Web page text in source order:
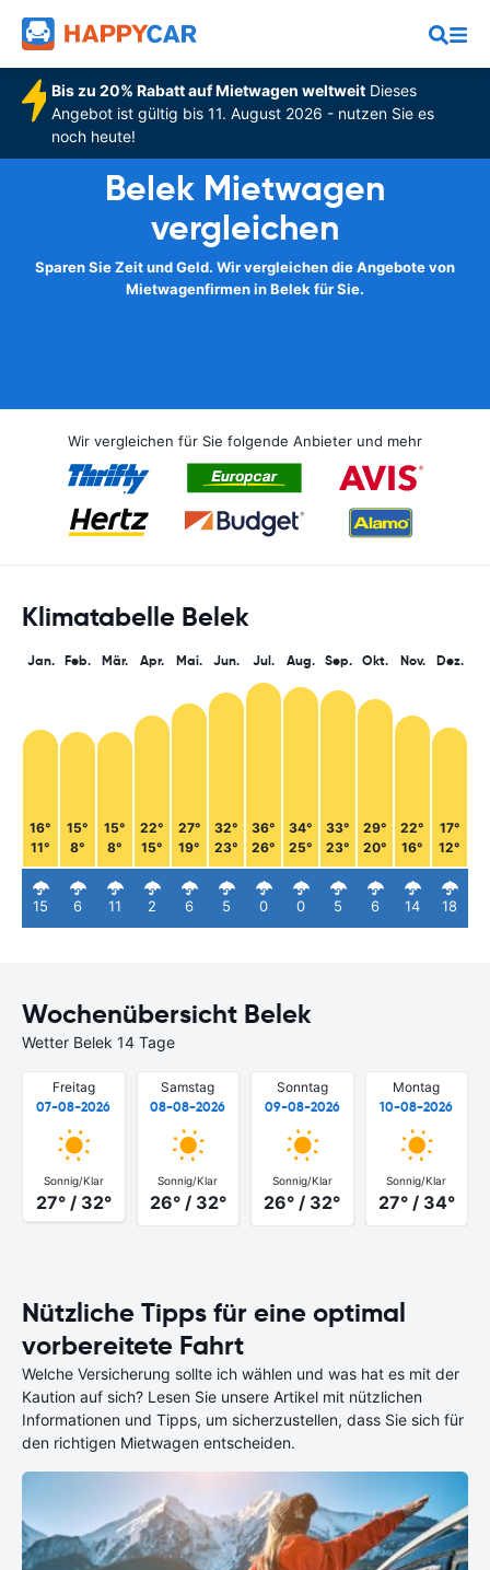
Bis zu 20% Rabatt auf Mietwagen weltweitDieses
Angebot ist gültig bis 11. August 2026 - nutzen Sie es
noch heute!
Belek Mietwagen
vergleichen
Sparen Sie Zeit und Geld. Wir vergleichen die Angebote von
Mietwagenfirmen in Belek für Sie.
Wir vergleichen für Sie folgende Anbieter und mehr
Klimatabelle Belek
Jan.
16°
11°
15
Feb.
15°
8°
6
Mär.
15°
8°
11
Apr.
22°
15°
2
Mai.
27°
19°
6
Jun.
32°
23°
5
Jul.
36°
26°
0
Aug.
34°
25°
0
Sep.
33°
23°
5
Okt.
29°
20°
6
Nov.
22°
16°
14
Dez.
17°
12°
18
Wochenübersicht Belek
Wetter Belek 14 Tage
Freitag
07-08-2026
Sonnig/Klar
27° / 32°
Samstag
08-08-2026
Sonnig/Klar
26° / 32°
Sonntag
09-08-2026
Sonnig/Klar
26° / 32°
Montag
10-08-2026
Sonnig/Klar
27° / 34°
Nützliche Tipps für eine optimal
vorbereitete Fahrt
Welche Versicherung sollte ich wählen und was hat es mit der
Kaution auf sich? Lesen Sie unsere Artikel mit nützlichen
Informationen und Tipps, um sicherzustellen, dass Sie sich für
den richtigen Mietwagen entscheiden.